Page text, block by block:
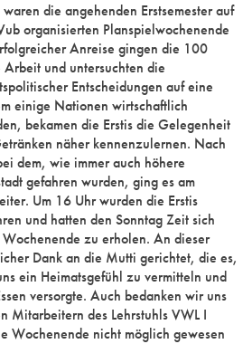
die angehenden Erstsemester auf
organisierten Planspielwochenende
Anreise gingen die 100
und untersuchten die
Entscheidungen auf eine
einige Nationen wirtschaftlich
bekamen die Erstis die Gelegenheit
näher kennenzulernen. Nach
dem, wie immer auch höhere
gefahren wurden, ging es am
Um 16 Uhr wurden die Erstis
und hatten den Sonntag Zeit sich
zu erholen. An dieser
Dank an die Mutti gerichtet, die es,
ein Heimatsgefühl zu vermitteln und
versorgte. Auch bedanken wir uns
Mitarbeitern des Lehrstuhls VWL I
Wochenende nicht möglich gewesen